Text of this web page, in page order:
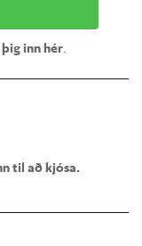
inn hér.
til að kjósa.